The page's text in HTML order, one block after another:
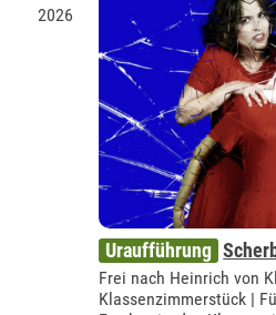
2026
Uraufführung
Frei nach Heinrich von
Klassenzimmerstück |